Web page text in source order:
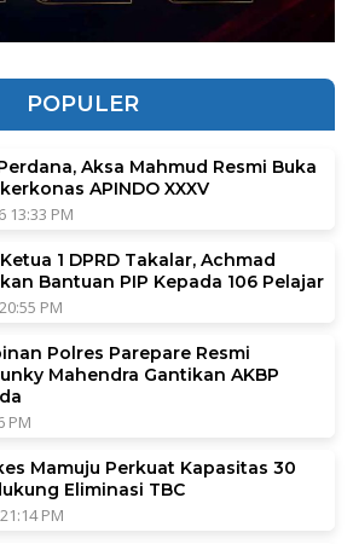
POPULER
Aksa Mahmud Resmi Buka
APINDO XXXV
13:33 PM
1 DPRD Takalar, Achmad
Bantuan PIP Kepada 106 Pelajar
PM
Polres Parepare Resmi
Mahendra Gantikan AKBP
PM
Mamuju Perkuat Kapasitas 30
Eliminasi TBC
PM